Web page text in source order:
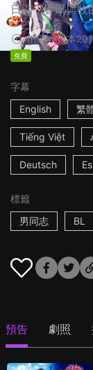
日深，春田與牧
1h53m日本
免費
字幕
English
繁
Tiếng Việt
Deutsch
標籤
男同志
BL
預告 劇照